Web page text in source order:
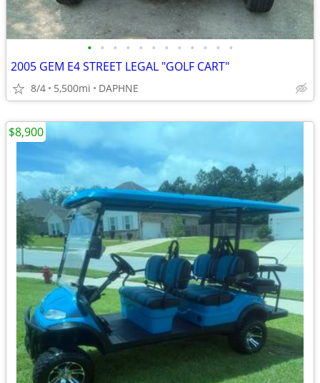
• • • • • • • • • • • •
2005 GEM E4 STREET LEGAL "GOLF CART"
8/4 5,500mi DAPHNE
$8,900